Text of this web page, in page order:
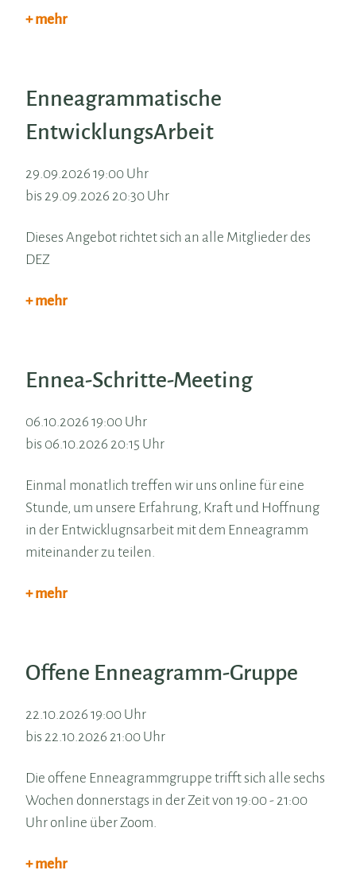
+ mehr
Enneagrammatische
EntwicklungsArbeit
29.09.2026 19:00 Uhr
bis 29.09.2026 20:30 Uhr
Dieses Angebot richtet sich an alle Mitglieder des
DEZ
+ mehr
Ennea-Schritte-Meeting
06.10.2026 19:00 Uhr
bis 06.10.2026 20:15 Uhr
Einmal monatlich treffen wir uns online für eine
Stunde, um unsere Erfahrung, Kraft und Hoffnung
in der Entwicklugnsarbeit mit dem Enneagramm
miteinander zu teilen.
+ mehr
Offene Enneagramm-Gruppe
22.10.2026 19:00 Uhr
bis 22.10.2026 21:00 Uhr
Die offene Enneagrammgruppe trifft sich alle sechs
Wochen donnerstags in der Zeit von 19:00 - 21:00
Uhr online über Zoom.
+ mehr